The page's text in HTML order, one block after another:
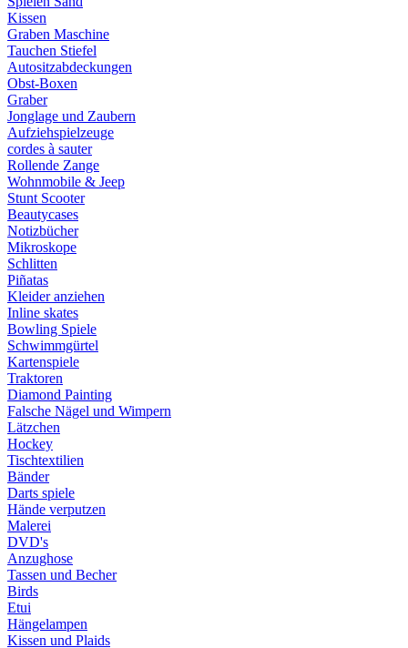
Kissen
Graben Maschine
Tauchen Stiefel
Autositzabdeckungen
Obst-Boxen
Graber
Jonglage und Zaubern
Aufziehspielzeuge
cordes à sauter
Rollende Zange
Wohnmobile & Jeep
Stunt Scooter
Beautycases
Notizbücher
Mikroskope
Schlitten
Piñatas
Kleider anziehen
Inline skates
Bowling Spiele
Schwimmgürtel
Kartenspiele
Traktoren
Diamond Painting
Falsche Nägel und Wimpern
Lätzchen
Hockey
Tischtextilien
Bänder
Darts spiele
Hände verputzen
Malerei
DVD's
Anzughose
Tassen und Becher
Birds
Etui
Hängelampen
Kissen und Plaids